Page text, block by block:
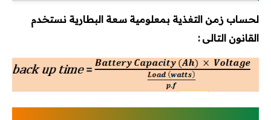
لحساب زمن التغذية بمعلومية سعة البطارية نستخدم
القانون التالى :